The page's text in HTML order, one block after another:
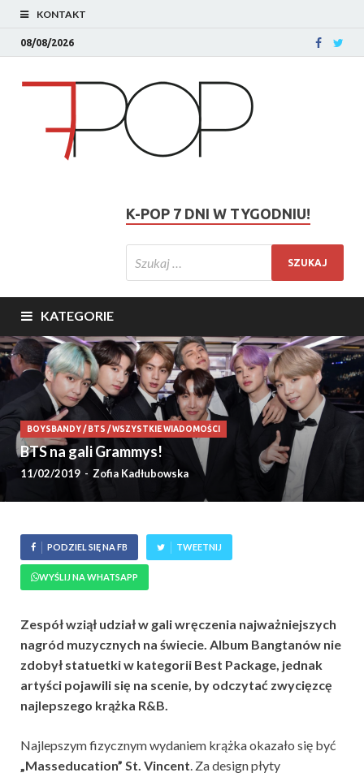
KONTAKT
08/08/2026
K-POP 7 DNI W TYGODNIU!
KATEGORIE
BOYSBANDY/BTS /WSZYSTKIE WIADOMOŚCI
BTS na gali Grammys!
11/02/2019 - Zofia Kadłubowska
PODZIEL SIĘ NA FB TWEETNIJ
WYŚLIJ NA WHATSAPP
Zespół wziął udział w gali wręczenia najważniejszych
nagród muzycznych na świecie. Album Bangtanów nie
zdobył statuetki w kategorii Best Package, jednak
artyści pojawili się na scenie, by odczytać zwycięzcę
najlepszego krążka R&B.
Najlepszym fizycznym wydaniem krążka okazało się być
„Masseducation” St. Vincent. Za design płyty